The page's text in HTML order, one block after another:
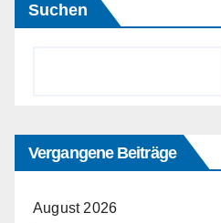
Suchen
Vergangene Beiträge
August 2026